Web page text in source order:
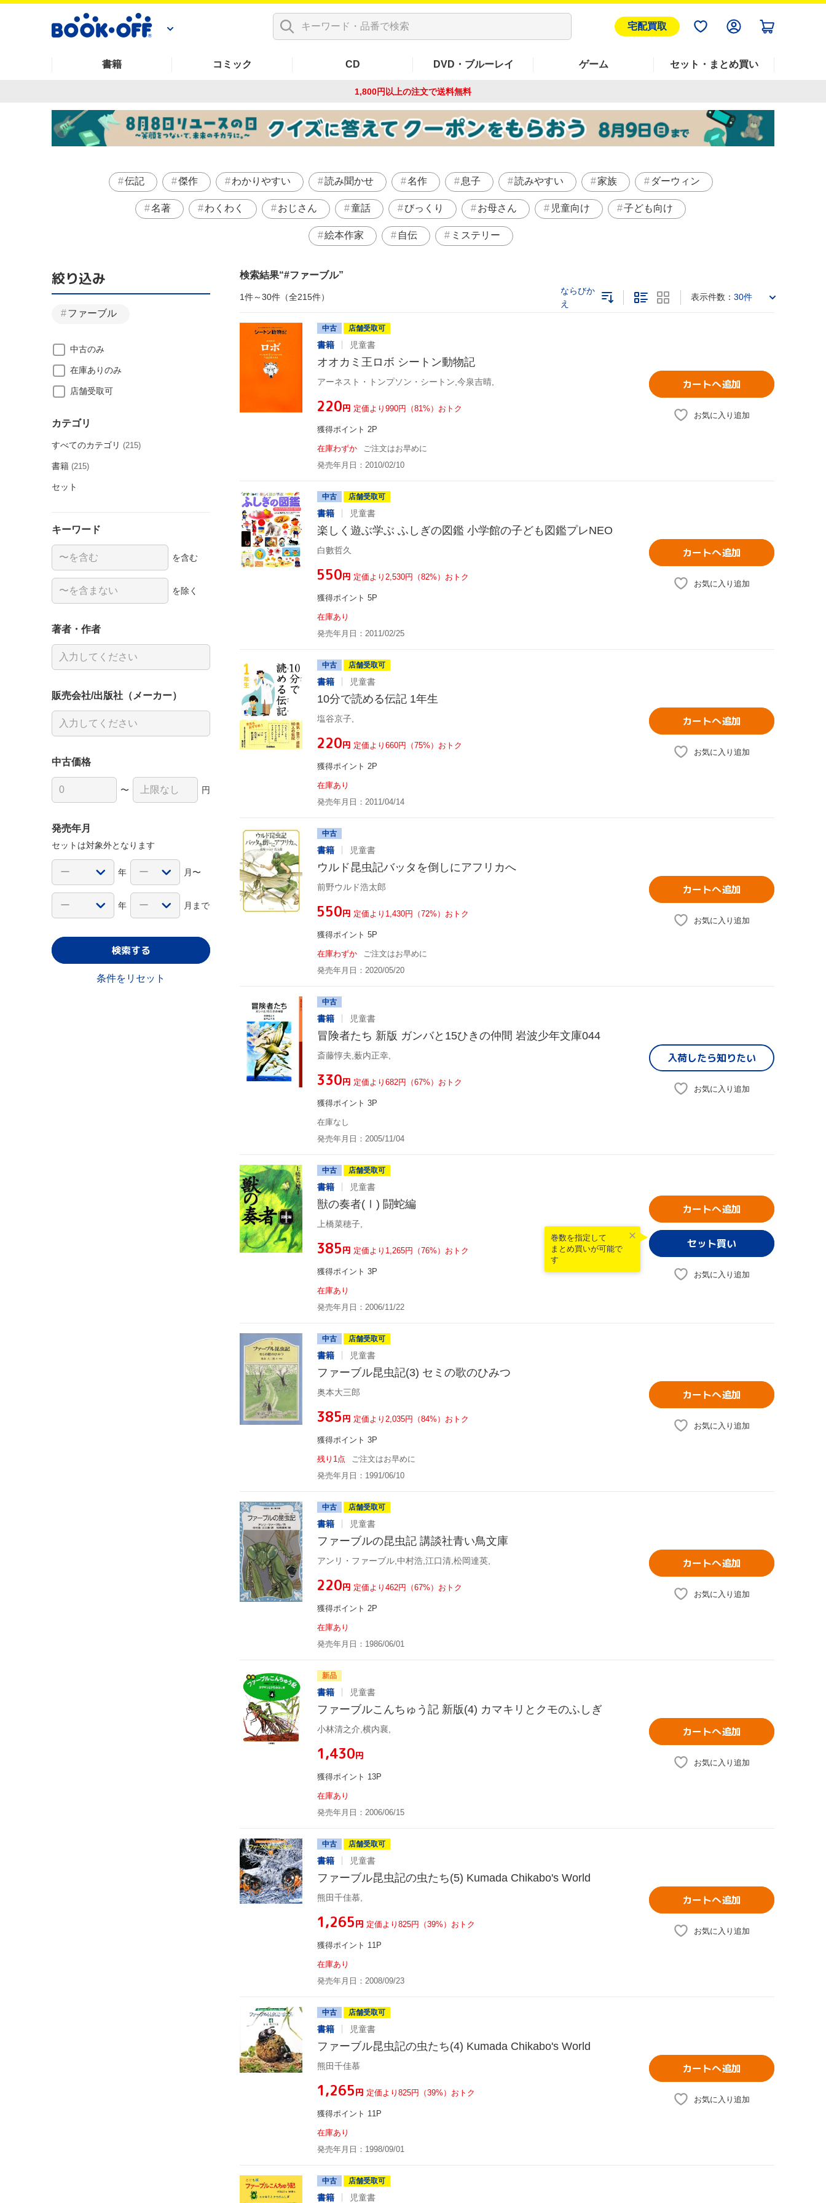
宅配買取
書籍 コミック CD DVD・ブルーレイ ゲーム セット・まとめ買い
1,800円以上の注文で送料無料
伝記 傑作 わかりやすい 読み聞かせ 名作 息子 読みやすい 家族 ダーウィン
名著 わくわく おじさん 童話 びっくり お母さん 児童向け 子ども向け
絵本作家 自伝 ミステリー
検索結果 #ファーブル
1件～30件（全215件）
ならびか
え
表示件数： 30件
中古 店舗受取可
書籍 児童書
オオカミ王ロボ シートン動物記
アーネスト・トンプソン・シートン,今泉吉晴,
¥220円 定価より990円（81%）おトク
獲得ポイント 2P
在庫わずか
ご注文はお早めに
発売年月日：2010/02/10
カートへ追加
お気に入り追加
中古 店舗受取可
書籍 児童書
楽しく遊ぶ学ぶ ふしぎの図鑑 小学館の子ども図鑑プレNEO
白數哲久
¥550円 定価より2,530円（82%）おトク
獲得ポイント 5P
在庫あり
発売年月日：2011/02/25
カートへ追加
お気に入り追加
中古 店舗受取可
書籍 児童書
10分で読める伝記 1年生
塩谷京子,
¥220円 定価より660円（75%）おトク
獲得ポイント 2P
在庫あり
発売年月日：2011/04/14
カートへ追加
お気に入り追加
中古
書籍 児童書
ウルド昆虫記バッタを倒しにアフリカへ
前野ウルド浩太郎
¥550円 定価より1,430円（72%）おトク
獲得ポイント 5P
在庫わずか
ご注文はお早めに
発売年月日：2020/05/20
カートへ追加
お気に入り追加
中古
書籍 児童書
冒険者たち 新版 ガンバと15ひきの仲間 岩波少年文庫044
斎藤惇夫,薮内正幸,
¥330円 定価より682円（67%）おトク
獲得ポイント 3P
在庫なし
発売年月日：2005/11/04
入荷したら知りたい
お気に入り追加
中古 店舗受取可
書籍 児童書
獣の奏者(Ⅰ) 闘蛇編
上橋菜穂子,
¥385円 定価より1,265円（76%）おトク
獲得ポイント 3P
在庫あり
発売年月日：2006/11/22
カートへ追加
巻数を指定して
まとめ買いが可能で
す
お気に入り追加
中古 店舗受取可
書籍 児童書
ファーブル昆虫記(3) セミの歌のひみつ
奥本大三郎
¥385円 定価より2,035円（84%）おトク
獲得ポイント 3P
残り1点
ご注文はお早めに
発売年月日：1991/06/10
カートへ追加
お気に入り追加
中古 店舗受取可
書籍 児童書
ファーブルの昆虫記 講談社青い鳥文庫
アンリ・ファーブル,中村浩,江口清,松岡達英,
¥220円 定価より462円（67%）おトク
獲得ポイント 2P
在庫あり
発売年月日：1986/06/01
カートへ追加
お気に入り追加
新品
書籍 児童書
ファーブルこんちゅう記 新版(4) カマキリとクモのふしぎ
小林清之介,横内襄,
¥1,430円
獲得ポイント 13P
在庫あり
発売年月日：2006/06/15
カートへ追加
お気に入り追加
中古 店舗受取可
書籍 児童書
ファーブル昆虫記の虫たち(5) Kumada Chikabo's World
熊田千佳慕,
¥1,265円 定価より825円（39%）おトク
獲得ポイント 11P
在庫あり
発売年月日：2008/09/23
カートへ追加
お気に入り追加
中古 店舗受取可
書籍 児童書
ファーブル昆虫記の虫たち(4) Kumada Chikabo's World
熊田千佳慕
¥1,265円 定価より825円（39%）おトク
獲得ポイント 11P
在庫あり
発売年月日：1998/09/01
カートへ追加
お気に入り追加
中古 店舗受取可
書籍 児童書
絞り込み
ファーブル
中古のみ
在庫ありのみ
店舗受取可
カテゴリ
すべてのカテゴリ (215)
書籍 (215)
セット
キーワード
を含む
を除く
著者・作者
販売会社/出版社（メーカー）
中古価格
〜 円
発売年月
セットは対象外となります
年 月〜
年 月まで
検索する
条件をリセット